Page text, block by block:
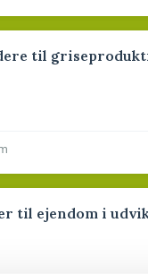
til
til ejendom i